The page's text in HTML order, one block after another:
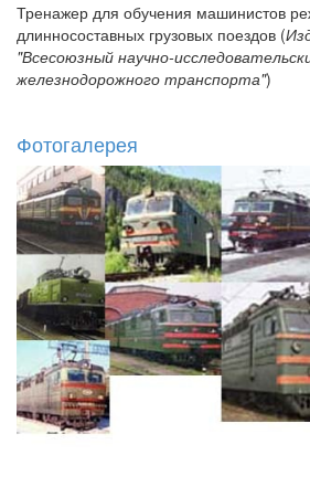
Тренажер для обучения машинистов
длинносоставных грузовых поездов (
"Всесоюзный научно-
железнодорожного транспорта")
Фотогалерея